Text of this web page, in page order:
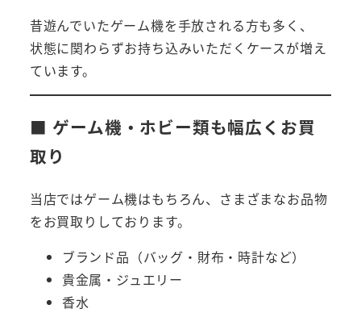
昔遊んでいたゲーム機を手放される方も多く、
状態に関わらずお持ち込みいただくケースが増え
ています。
■ ゲーム機・ホビー類も幅広くお買
取り
当店ではゲーム機はもちろん、さまざまなお品物
をお買取りしております。
ブランド品（バッグ・財布・時計など）
貴金属・ジュエリー
香水